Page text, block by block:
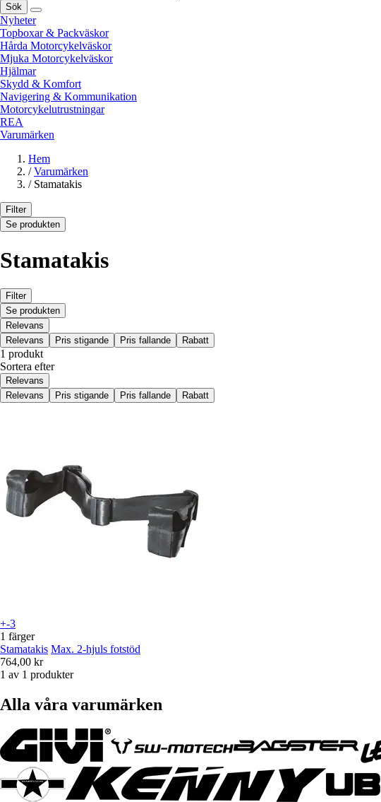
Sök
Nyheter
Topboxar & Packväskor
Hårda Motorcykelväskor
Mjuka Motorcykelväskor
Hjälmar
Skydd & Komfort
Navigering & Kommunikation
Motorcykelutrustningar
REA
Varumärken
Hem
/ Varumärken
/ Stamatakis
Filter
Se produkten
Stamatakis
Filter
Se produkten
Relevans
Relevans
Pris stigande Pris fallande Rabatt
1 produkt
Sortera efter
Relevans
Relevans
Pris stigande Pris fallande Rabatt
+-3
1 färger
Stamatakis Max. 2-hjuls fotstöd
764,00 kr
1 av 1 produkter
Alla våra varumärken